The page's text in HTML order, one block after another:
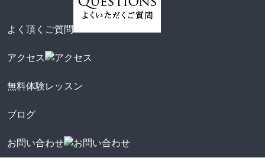
よく頂くご質問
アクセス
無料体験レッスン
ブログ
お問い合わせ